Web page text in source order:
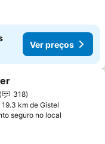
Ver preços
aos favoritos
318
km de Gistel
seguro no local